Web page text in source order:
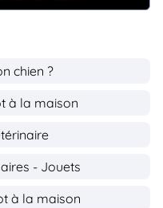
chien ?
à la maison
- Jouets
à la maison